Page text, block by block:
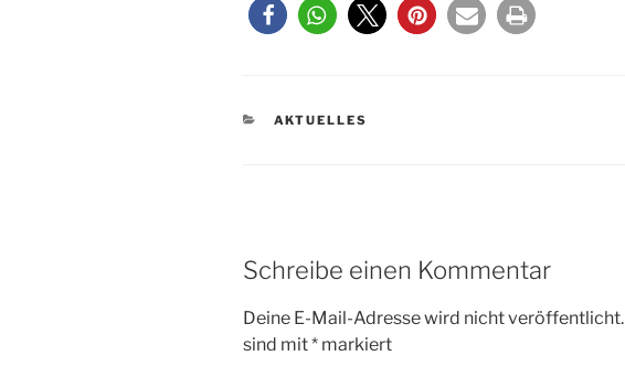
KATEGORIEN
AKTUELLES
Schreibe einen Kommentar
Deine E-Mail-Adresse wird nicht veröffentlicht.
sind mit* markiert